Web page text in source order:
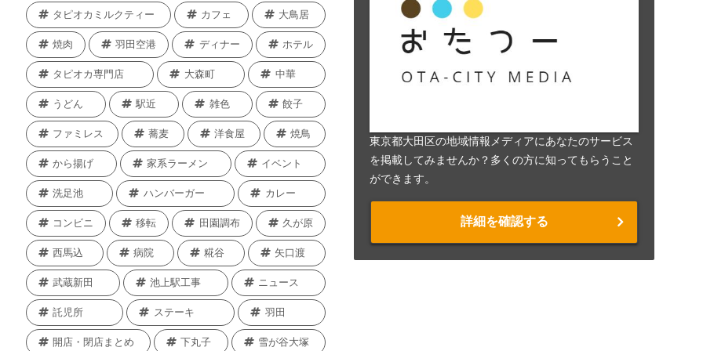
タピオカミルクティー カフェ 大鳥居
焼肉 羽田空港 ディナー ホテル
タピオカ専門店 大森町 中華
うどん 駅近 雑色 餃子
ファミレス 蕎麦 洋食屋 焼鳥
から揚げ 家系ラーメン イベント
洗足池 ハンバーガー カレー
コンビニ 移転 田園調布 久が原
西馬込 病院 糀谷 矢口渡
武蔵新田 池上駅工事 ニュース
託児所 ステーキ 羽田
開店・閉店まとめ 下丸子 雪が谷大塚
東京都大田区の地域情報メディアにあなたのサービス
を掲載してみませんか？多くの方に知ってもらうこと
ができます。
詳細を確認する